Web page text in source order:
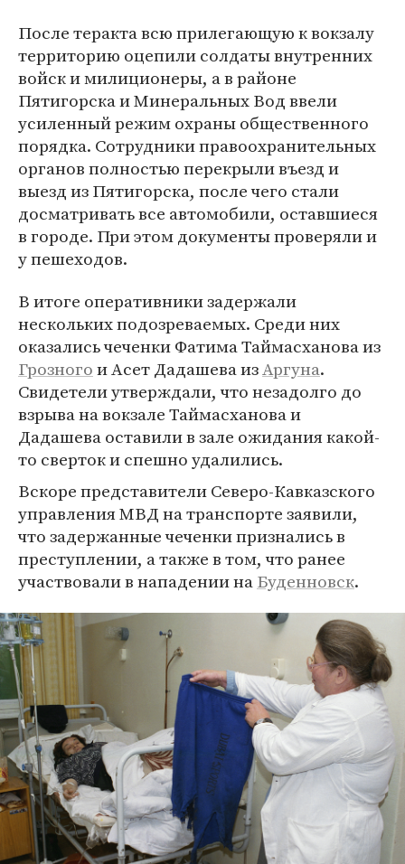
После теракта всю прилегающую к вокзалу
территорию оцепили солдаты внутренних
войск и милиционеры, а в районе
Пятигорска и Минеральных Вод ввели
усиленный режим охраны общественного
порядка. Сотрудники правоохранительных
органов полностью перекрыли въезд и
выезд из Пятигорска, после чего стали
досматривать все автомобили, оставшиеся
в городе. При этом документы проверяли и
у пешеходов.
В итоге оперативники задержали
нескольких подозреваемых. Среди них
оказались чеченки Фатима Таймасханова из
Грозногои Асет Дадашева изАргуна.
Свидетели утверждали, что незадолго до
взрыва на вокзале Таймасханова и
Дадашева оставили в зале ожидания какой-
то сверток и спешно удалились.
Вскоре представители Северо-Кавказского
управления МВД на транспорте заявили,
что задержанные чеченки признались в
преступлении, а также в том, что ранее
участвовали в нападении наБуденновск.